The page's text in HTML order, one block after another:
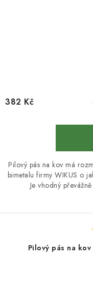
382 Kč
Pilový pás na kov má
bimetalu firmy WIKUS o
Je vhodný
Pilový pás na kov